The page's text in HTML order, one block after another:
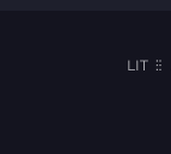
LIT